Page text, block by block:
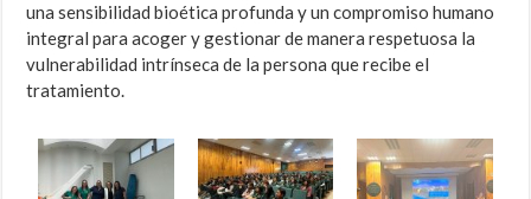
una sensibilidad bioética profunda y un compromiso humano
integral para acoger y gestionar de manera respetuosa la
vulnerabilidad intrínseca de la persona que recibe el
tratamiento.